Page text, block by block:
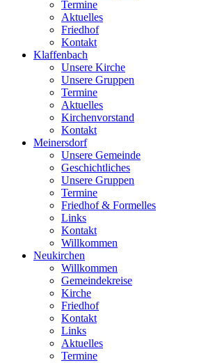
Termine
Aktuelles
Friedhof
Kontakt
Klaffenbach
Unsere Kirche
Unsere Gruppen
Termine
Aktuelles
Kirchenvorstand
Kontakt
Meinersdorf
Unsere Gemeinde
Geschichtliches
Unsere Gruppen
Termine
Friedhof & Formelles
Links
Kontakt
Willkommen
Neukirchen
Willkommen
Gemeindekreise
Kirche
Friedhof
Kontakt
Links
Aktuelles
Termine